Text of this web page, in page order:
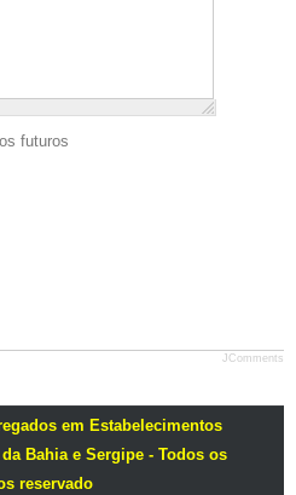
futuros
JComments
em Estabelecimentos
Bahia e Sergipe - Todos os
reservado